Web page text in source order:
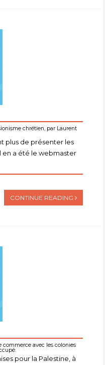
chrétien, par Laurent
plus de présenter les
en a été le webmaster
CONTINUE READING
avec les colonies
pour la Palestine, à